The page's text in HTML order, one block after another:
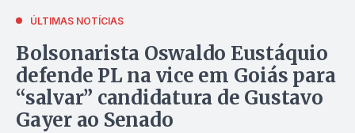
ÚLTIMAS NOTÍCIAS
Bolsonarista Oswaldo Eustáquio
defende PL na vice em Goiás para
“salvar” candidatura de Gustavo
Gayer ao Senado